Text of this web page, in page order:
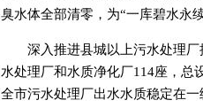
臭水体全部清零，为“一库碧水永
深入推进县城以上污水处理
水处理厂和水质净化厂114座，总
全市污水处理厂出水水质稳定在